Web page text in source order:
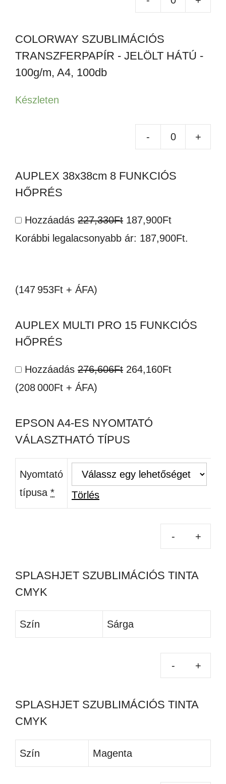
COLORWAY SZUBLIMÁCIÓS
TRANSZFERPAPÍR - JELÖLT HÁTÚ -
100g/m, A4, 100db
Készleten
- +
AUPLEX 38x38cm 8 FUNKCIÓS
HŐPRÉS
Hozzáadás 227,330Ft Original
price
187,900FtCurrent
price
Korábbi legalacsonyabb ár: 187,900Ft.
(147 953Ft + ÁFA)
AUPLEX MULTI PRO 15 FUNKCIÓS
HŐPRÉS
Hozzáadás 276,606Ft Original
276,606Ft.
264,160FtCurrent
(208 000Ft + ÁFA)
EPSON A4-ES NYOMTATÓ
VÁLASZTHATÓ TÍPUS
Nyomtató
típusa * Törlés
SPLASHJET SZUBLIMÁCIÓS TINTA
CMYK
Szín Sárga
SPLASHJET SZUBLIMÁCIÓS TINTA
CMYK
Szín Magenta